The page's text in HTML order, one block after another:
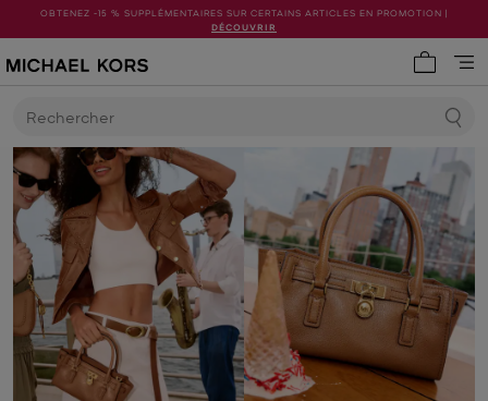
OBTENEZ -15 % SUPPLÉMENTAIRES SUR CERTAINS ARTICLES EN PROMOTION |
DÉCOUVRIR
Rechercher